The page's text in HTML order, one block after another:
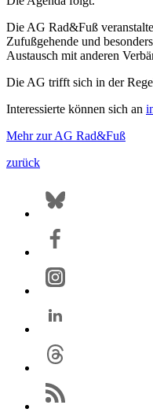
Die AG Rad&Fuß
Zufußgehende und
Austausch mit anderen
Die AG trifft sich in der
Interessierte können sich an
Mehr zur AG Rad&Fuß
zurück